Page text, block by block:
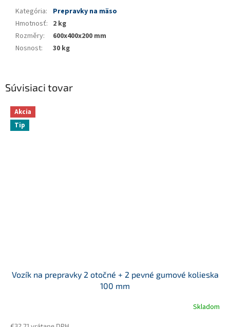
Súvisiaci tovar
Akcia
Tip
Vozík na prepravky 2 otočné + 2 pevné gumové kolieska
100 mm
Skladom
Kategória:
Prepravky na mäso
Hmotnosť: 2 kg
Rozměry:
600x400x200 mm
Nosnost: 30 kg